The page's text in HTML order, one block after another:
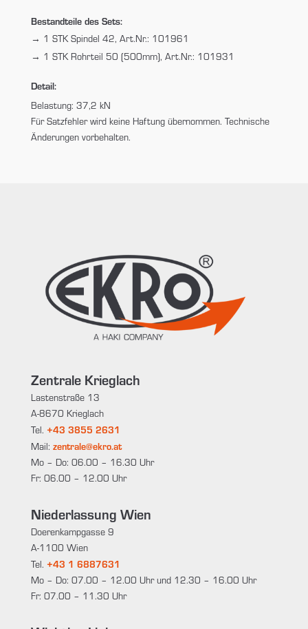
Bestandteile des Sets:
1 STK Spindel 42, Art.Nr.: 101961
1 STK Rohrteil 50 (500mm), Art.Nr.: 101931
Detail:
Belastung: 37,2 kN
Für Satzfehler wird keine Haftung übernommen. Technische
Änderungen vorbehalten.
Zentrale Krieglach
Lastenstraße 13
A-8670 Krieglach
Tel. +43 3855 2631
Mail: zentrale@ekro.at
Mo – Do: 06.00 – 16.30 Uhr
Fr: 06.00 – 12.00 Uhr
Niederlassung Wien
Doerenkampgasse 9
A-1100 Wien
Tel. +43 1 6887631
Mo – Do: 07.00 – 12.00 Uhr und 12.30 – 16.00 Uhr
Fr: 07.00 – 11.30 Uhr